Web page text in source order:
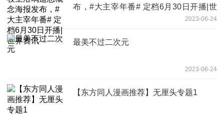
布，#大主宰年番# 定档6月30日开播|世
2023-06-24
最美不过二次元
2023-06-24
【东方同人漫画推荐】无厘头专题1